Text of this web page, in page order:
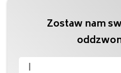
Zostaw nam